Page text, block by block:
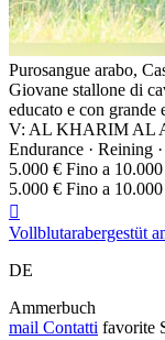
Purosangue arabo,
Giovane stallone di
educato e con grande
V: AL KHARIM AL
Endurance · Reining
5.000 € Fino a
5.000 € Fino a

Vollblutarabergestüt
DE
Ammerbuch
mail Contatti favorite